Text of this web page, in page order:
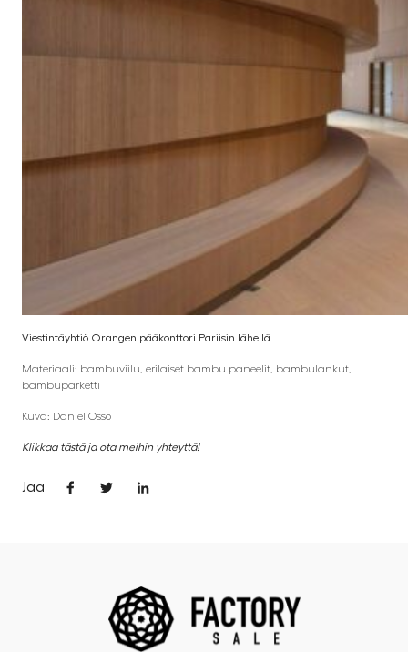
Viestintäyhtiö Orangen pääkonttori Pariisin lähellä
Materiaali: bambuviilu, erilaiset bambu paneelit, bambulankut,
bambuparketti
Kuva: Daniel Osso
Klikkaa tästä ja ota meihin yhteyttä!
Jaa